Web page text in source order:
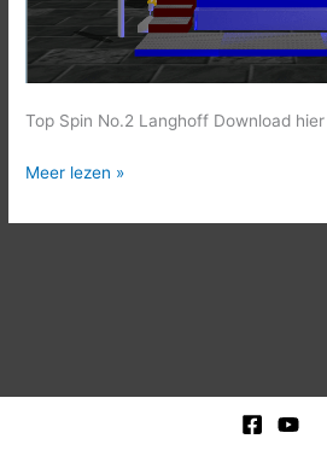
Top Spin No.2 Langhoff Download hier
Meer lezen »